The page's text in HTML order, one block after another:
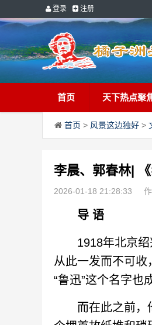
登录 注册
首页 天下热点聚
首页 > 风景这边独好 >
李晨、郭春林|
2026-01-18 21:28:33
导 语
1918年北京绍兴
从此一发而不可收
“鲁迅”这个名字也
而在此之前，他